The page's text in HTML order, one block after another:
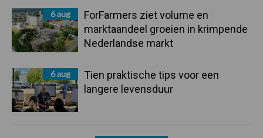
6 aug
ForFarmers ziet volume en
marktaandeel groeien in krimpende
Nederlandse markt
6 aug
Tien praktische tips voor een
langere levensduur